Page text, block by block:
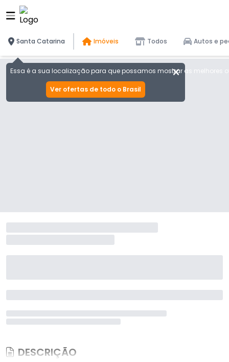
Santa Catarina
Essa é a sua localização para que possamos mostrar as melhores
Ver ofertas de todo o Brasil
Imóveis Todos Autos e
DESCRIÇÃO